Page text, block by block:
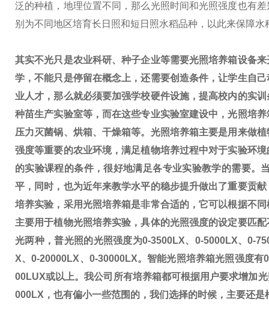
泛的种植，地理位置不同，那么光照时间和光照强度也有
别为不同地区培育长日照和短日照水稻品种，以此来保障水
其实不光只是农业科研、种子企业等需要光照培养箱设备
学，不能只是停留在概念上，还需要创造条件，让学生自
业人才，那么就必须要加强学校硬件设施，提高校内的实
种苗生产实验室等，而在这些专业实验室建设中，光照培
压力灭菌锅、烘箱、干燥箱等。光照培养箱主要是用来做
强度等重要的农业环境，满足植物培养过程中对于实验环
的实验课程的条件，很好地满足各专业实验教学的需要。
平，同时，也为近年来教学水平的稳步提升做出了重要贡
培养实验，采用光照培养箱是非常合适的，它可以根据不
主要用于植物光照培养实验，具体的光照强度的设定要匹
光两种，普光照的光照强度为0-3500LX、0-5000LX、0-
X、0-20000LX、0-30000LX。智能光照培养箱光照强度
00LUX或以上。我公司所有培养箱都可根据用户要求增加
000LX，也有偏小一些范围的，我们选择的时候，主要还